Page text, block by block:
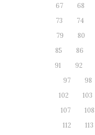
67
68
73
74
79
80
85
86
91
92
97
98
102
103
107
108
112
113